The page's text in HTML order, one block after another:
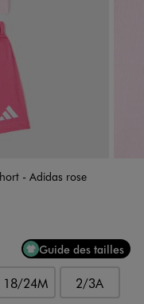
- Adidas rose
Guide des tailles
18/24M 2/3A